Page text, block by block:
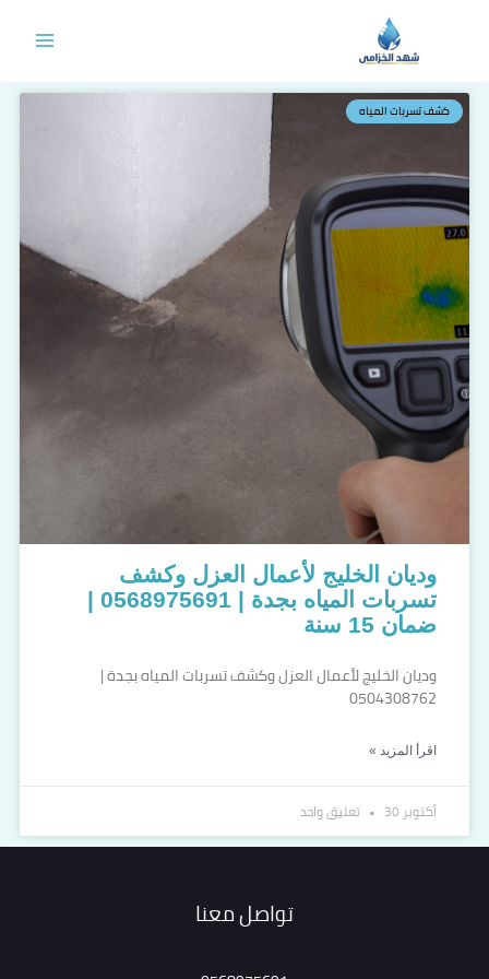
كشف تسربات المياه
وديان الخليج لأعمال العزل وكشف
تسربات المياه بجدة | 0568975691 |
ضمان 15 سنة
وديان الخليج لأعمال العزل وكشف تسربات المياه بجدة |
0504308762
اقرأ المزيد »
أكتوبر 30 تعليق واحد
تواصل معنا